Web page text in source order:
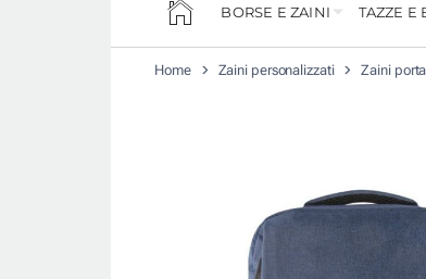
BORSE E ZAINI TAZZE E
Home Zaini personalizzati Zaini